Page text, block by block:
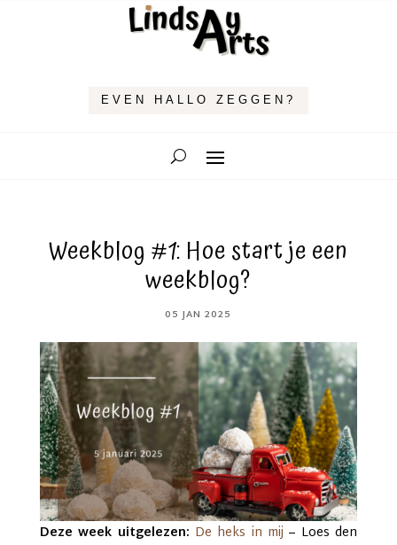
EVEN HALLO ZEGGEN?
Weekblog #1: Hoe start je een
weekblog?
05 JAN 2025
Deze week uitgelezen: De heks in mij – Loes den